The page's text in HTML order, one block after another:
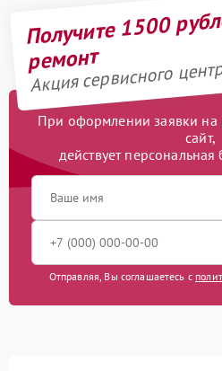
Получите 1500
ремонт
Акция сервисного
При оформлении заявки на
сайт,
действует
Отправляя, Вы соглашаетесь с